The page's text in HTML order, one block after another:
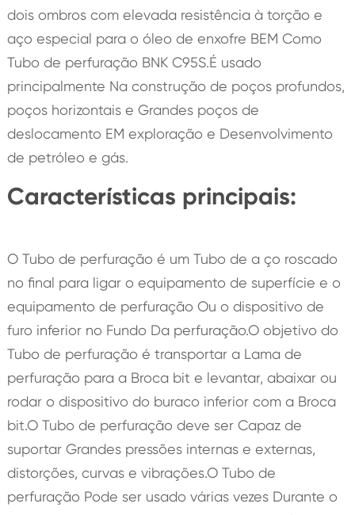
dois ombros com elevada resistência à torção e
aço especial para o óleo de enxofre BEM Como
Tubo de perfuração BNK C95S.É usado
principalmente Na construção de poços profundos,
poços horizontais e Grandes poços de
deslocamento EM exploração e Desenvolvimento
de petróleo e gás.
Características principais:
O Tubo de perfuração é um Tubo de a ço roscado
no final para ligar o equipamento de superfície e o
equipamento de perfuração Ou o dispositivo de
furo inferior no Fundo Da perfuração.O objetivo do
Tubo de perfuração é transportar a Lama de
perfuração para a Broca bit e levantar, abaixar ou
rodar o dispositivo do buraco inferior com a Broca
bit.O Tubo de perfuração deve ser Capaz de
suportar Grandes pressões internas e externas,
distorções, curvas e vibrações.O Tubo de
perfuração Pode ser usado várias vezes Durante o